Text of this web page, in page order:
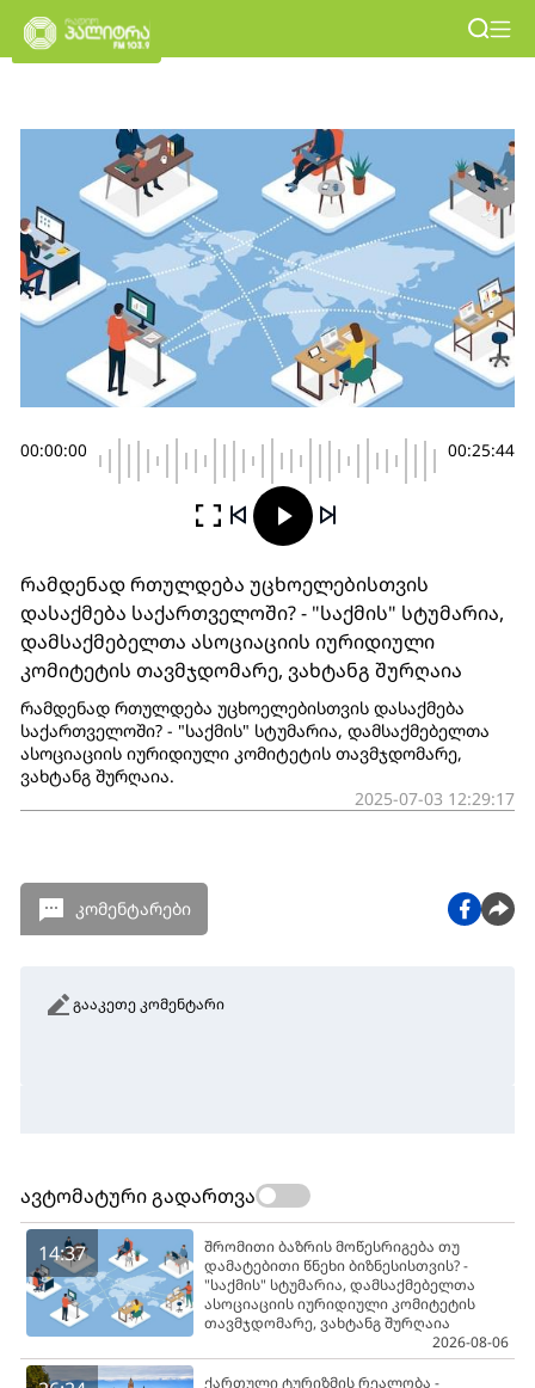
00:00:00 00:25:44
რამდენად რთულდება უცხოელებისთვის
დასაქმება საქართველოში? - "საქმის" სტუმარია,
დამსაქმებელთა ასოციაციის იურიდიული
კომიტეტის თავმჯდომარე, ვახტანგ შურღაია
რამდენად რთულდება უცხოელებისთვის დასაქმება
საქართველოში? - "საქმის" სტუმარია, დამსაქმებელთა
ასოციაციის იურიდიული კომიტეტის თავმჯდომარე,
ვახტანგ შურღაია.
2025-07-03 12:29:17
კომენტარები
გააკეთე კომენტარი
ავტომატური გადართვა
14:37
შრომითი ბაზრის მოწესრიგება თუ
დამატებითი წნეხი ბიზნესისთვის? -
"საქმის" სტუმარია, დამსაქმებელთა
ასოციაციის იურიდიული კომიტეტის
თავმჯდომარე, ვახტანგ შურღაია
2026-08-06
ქართული ტურიზმის რეალობა -